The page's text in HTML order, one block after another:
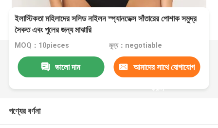
ইলাস্টিকতা মহিলাদের সলিড নাইলন স্প্যানডেক্স সাঁতারের পোশাক সমুদ্র
সৈকত এবং পুলের জন্য মাঝারি
MOQ：10pieces মূল্য：negotiable
ভালো দাম আমাদের সাথে যোগাযোগ
করুন
পণ্যের বর্ণনা